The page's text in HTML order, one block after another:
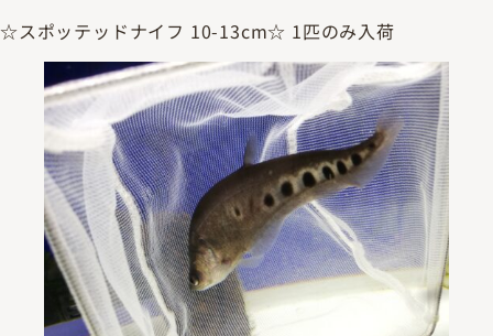
☆スポッテッドナイフ 10-13cm☆ 1匹のみ入荷